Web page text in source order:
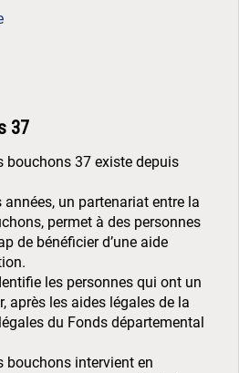
37
bouchons 37 existe depuis
un partenariat entre la
permet à des personnes
de bénéficier d’une aide
les personnes qui ont un
après les aides légales de la
du Fonds départemental
bouchons intervient en